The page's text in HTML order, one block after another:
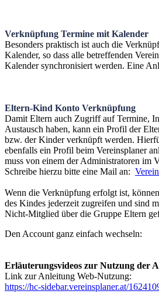
Verknüpfung Termine mit Kalender
Besonders praktisch ist auch die
Kalender, so dass alle betreffenden
Kalender synchronisiert werden. Eine
Eltern-Kind Konto Verknüpfung
Damit Eltern auch Zugriff auf Termine,
Austausch haben, kann ein Profil der
bzw. der Kinder verknüpft werden.
ebenfalls ein Profil beim Vereinsplaner
muss von einem der Administratoren im
Schreibe hierzu bitte eine Mail an:
Wenn die Verknüpfung erfolgt ist,
des Kindes jederzeit zugreifen und sind
Nicht-Mitglied über die Gruppe Eltern
Den Account ganz einfach wechseln:
Erläuterungsvideos zur Nutzung der
Link zur Anleitung Web-Nutzung:
https://hc-sidebar.vereinsplaner.at/